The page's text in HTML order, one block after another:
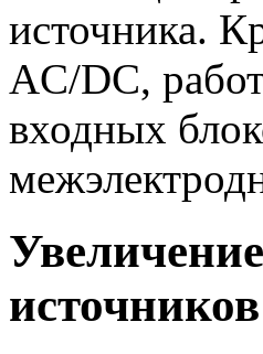
источника.
AC/DC,
входных